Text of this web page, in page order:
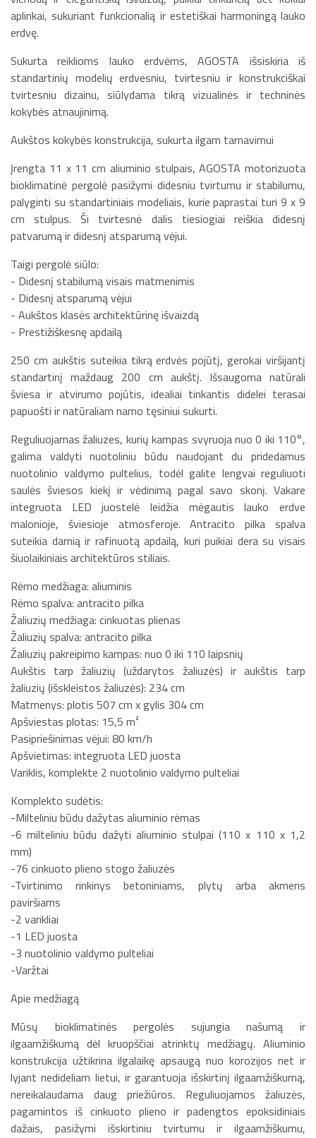
aplinkai, sukuriant funkcionalią ir estetiškai harmoningą lauko
erdvę.
Sukurta reiklioms lauko erdvėms, AGOSTA išsiskiria iš
standartinių modelių erdvesniu, tvirtesniu ir konstrukciškai
tvirtesniu dizainu, siūlydama tikrą vizualinės ir techninės
kokybės atnaujinimą.
Aukštos kokybės konstrukcija, sukurta ilgam tarnavimui
Įrengta 11 x 11 cm aliuminio stulpais, AGOSTA motorizuota
bioklimatinė pergolė pasižymi didesniu tvirtumu ir stabilumu,
palyginti su standartiniais modeliais, kurie paprastai turi 9 x 9
cm stulpus. Ši tvirtesnė dalis tiesiogiai reiškia didesnį
patvarumą ir didesnį atsparumą vėjui.
Taigi pergolė siūlo:
- Didesnį stabilumą visais matmenimis
- Didesnį atsparumą vėjui
- Aukštos klasės architektūrinę išvaizdą
- Prestižiškesnę apdailą
250 cm aukštis suteikia tikrą erdvės pojūtį, gerokai viršijantį
standartinį maždaug 200 cm aukštį. Išsaugoma natūrali
šviesa ir atvirumo pojūtis, idealiai tinkantis didelei terasai
papuošti ir natūraliam namo tęsiniui sukurti.
Reguliuojamas žaliuzes, kurių kampas svyruoja nuo 0 iki 110°,
galima valdyti nuotoliniu būdu naudojant du pridedamus
nuotolinio valdymo pultelius, todėl galite lengvai reguliuoti
saulės šviesos kiekį ir vėdinimą pagal savo skonį. Vakare
integruota LED juostelė leidžia mėgautis lauko erdve
malonioje, šviesioje atmosferoje. Antracito pilka spalva
suteikia darnią ir rafinuotą apdailą, kuri puikiai dera su visais
šiuolaikiniais architektūros stiliais.
Rėmo medžiaga: aliuminis
Rėmo spalva: antracito pilka
Žaliuzių medžiaga: cinkuotas plienas
Žaliuzių spalva: antracito pilka
Žaliuzių pakreipimo kampas: nuo 0 iki 110 laipsnių
Aukštis tarp žaliuzių (uždarytos žaliuzės) ir aukštis tarp
žaliuzių (išskleistos žaliuzės): 234 cm
Matmenys: plotis 507 cm x gylis 304 cm
Apšviestas plotas: 15,5 m²
Pasipriešinimas vėjui: 80 km/h
Apšvietimas: integruota LED juosta
Variklis, komplekte 2 nuotolinio valdymo pulteliai
Komplekto sudėtis:
-Milteliniu būdu dažytas aliuminio rėmas
-6 milteliniu būdu dažyti aliuminio stulpai (110 x 110 x 1,2
mm)
-76 cinkuoto plieno stogo žaliuzės
-Tvirtinimo rinkinys betoniniams, plytų arba akmens
paviršiams
-2 varikliai
-1 LED juosta
-3 nuotolinio valdymo pulteliai
-Varžtai
Apie medžiagą
Mūsų bioklimatinės pergolės sujungia našumą ir
ilgaamžiškumą dėl kruopščiai atrinktų medžiagų. Aliuminio
konstrukcija užtikrina ilgalaikę apsaugą nuo korozijos net ir
lyjant nedideliam lietui, ir garantuoja išskirtinį ilgaamžiškumą,
nereikalaudama daug priežiūros. Reguliuojamos žaliuzės,
pagamintos iš cinkuoto plieno ir padengtos epoksidiniais
dažais, pasižymi išskirtiniu tvirtumu ir ilgaamžiškumu,